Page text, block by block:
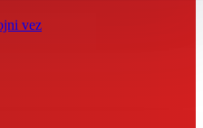
vez